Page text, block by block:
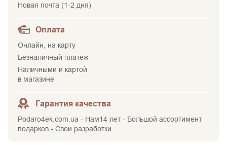
Новая почта (1-2 дня)
Оплата
Онлайн, на карту
Безналичный платеж
Наличными и картой
в магазине
Гарантия качества
Podaro4ek.com.ua - Нам14 лет - Большой ассортимент
подарков - Свои разработки